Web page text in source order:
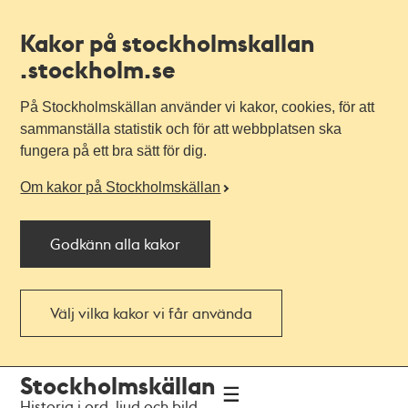
Kakor på stockholmskallan
.stockholm.se
På Stockholmskällan använder vi kakor, cookies, för att
sammanställa statistik och för att webbplatsen ska
fungera på ett bra sätt för dig.
Om kakor på Stockholmskällan
Godkänn alla kakor
Välj vilka kakor vi får använda
navigationen
huvudinnehållet
Stockholmskällan